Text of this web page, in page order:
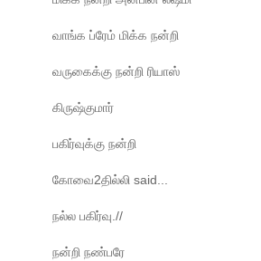
வாங்க ப்ரேம் மிக்க நன்றி
வருகைக்கு நன்றி ரியாஸ்
கிருஷ்குமார்
பகிர்வுக்கு நன்றி
கோவை2தில்லி said...
நல்ல பகிர்வு.//
நன்றி நண்பரே